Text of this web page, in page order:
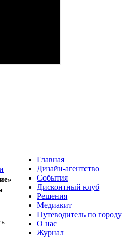
Главная
Дизайн-агентство
События
Дисконтный клуб
Решения
Медиакит
Путеводитель по городу
О нас
Журнал